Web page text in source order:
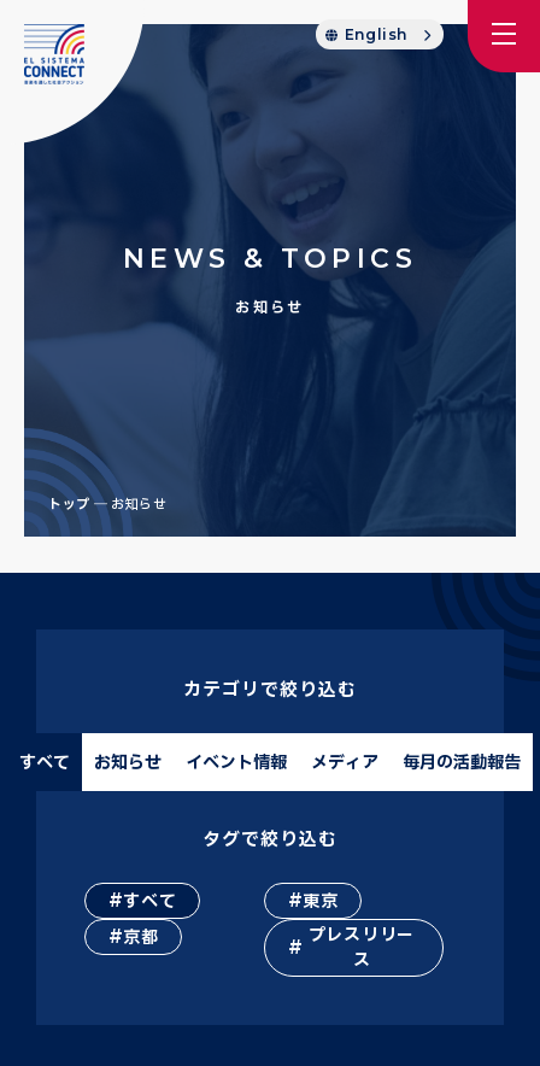
English
NEWS & TOPICS
お知らせ
トップ お知らせ
カテゴリで絞り込む
すべて お知らせ イベント情報 メディア 毎月の活動報告
タグで絞り込む
すべて
東京
京都
プレスリリー
ス